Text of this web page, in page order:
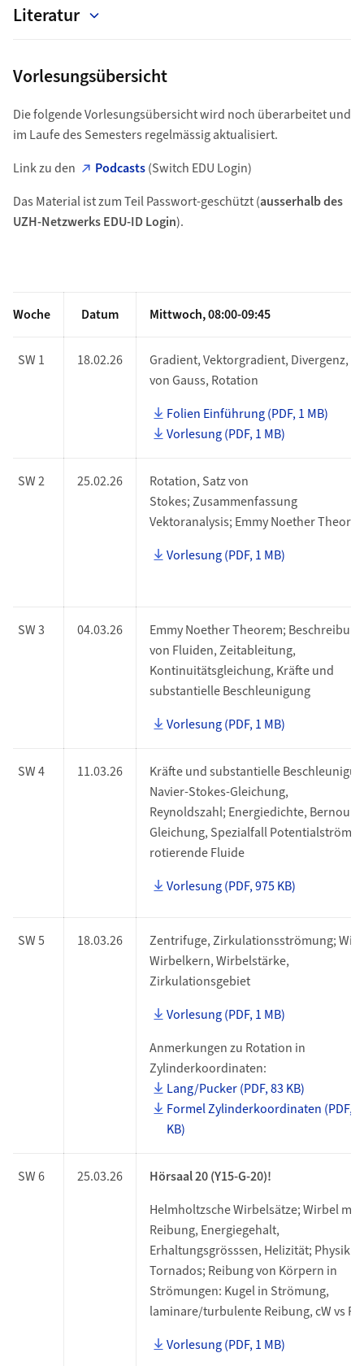
Literatur
Vorlesungsübersicht
Die folgende Vorlesungsübersicht wird noch überarbeitet und
im Laufe des Semesters regelmässig aktualisiert.
Link zu den
Podcasts(Switch EDU Login)
Das Material ist zum Teil Passwort-geschützt (ausserhalb des
UZH-Netzwerks EDU-ID Login).
Woche Datum Mittwoch, 08:00-09:45
SW 1 18.02.26
Gradient, Vektorgradient, Divergenz,
von Gauss, Rotation
Folien Einführung (PDF, 1 MB)
Vorlesung (PDF, 1 MB)
SW 2 25.02.26
Rotation, Satz von
Stokes; Zusammenfassung
Vektoranalysis; Emmy Noether
Vorlesung (PDF, 1 MB)
SW 3 04.03.26
Emmy Noether Theorem; Beschreibung
von Fluiden, Zeitableitung,
Kontinuitätsgleichung, Kräfte und
substantielle Beschleunigung
Vorlesung (PDF, 1 MB)
SW 4 11.03.26
Kräfte und substantielle
Navier-Stokes-Gleichung,
Reynoldszahl; Energiedichte, Bernoulli-
Gleichung, Spezialfall
rotierende Fluide
Vorlesung (PDF, 975 KB)
SW 5 18.03.26
Zentrifuge, Zirkulationsströmung;
Wirbelkern, Wirbelstärke,
Zirkulationsgebiet
Vorlesung (PDF, 1 MB)
Anmerkungen zu Rotation in
Zylinderkoordinaten:
Lang/Pucker (PDF, 83 KB)
Formel Zylinderkoordinaten (PDF,
KB)
SW 6 25.03.26
Hörsaal 20 (Y15-G-20)!
Helmholtzsche Wirbelsätze; Wirbel mit
Reibung, Energiegehalt,
Erhaltungsgrösssen, Helizität; Physik
Tornados; Reibung von Körpern in
Strömungen: Kugel in Strömung,
laminare/turbulente Reibung, cW vs Re
Vorlesung (PDF, 1 MB)